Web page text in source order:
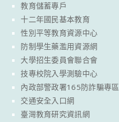
教育儲蓄專戶
十二年國民基本教育
性別平等教育資源中心
防制學生藥濫用資源網
大學招生委員會聯合會
技專校院入學測驗中心
內政部警政署165防詐騙專區
交通安全入口網
臺灣教育研究資訊網